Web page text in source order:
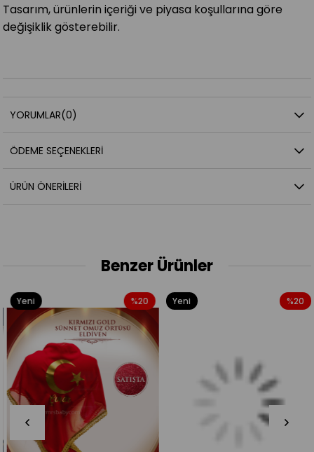
Tasarım, ürünlerin içeriği ve piyasa koşullarına göre
değişiklik gösterebilir.
YORUMLAR(0)
ÖDEME SEÇENEKLERI
ÜRÜN ÖNERILERI
Benzer Ürünler
%20
Yeni
Ürün
%20
Yeni